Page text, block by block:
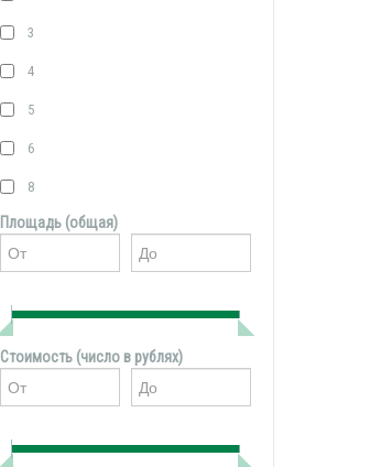
3
4
5
6
8
Площадь (общая)
Стоимость (число в рублях)